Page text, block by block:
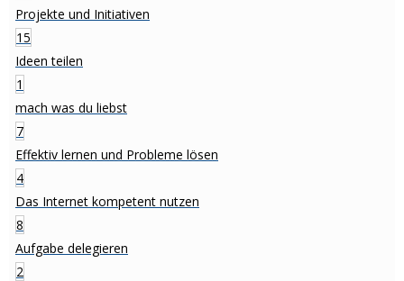
Projekte und Initiativen
15
Ideen teilen
1
mach was du liebst
7
Effektiv lernen und Probleme lösen
4
Das Internet kompetent nutzen
8
Aufgabe delegieren
2